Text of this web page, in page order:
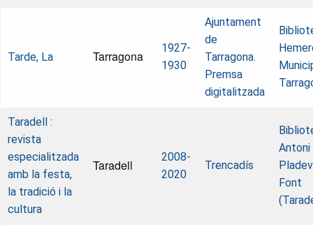
Tarde, La Tarragona
1927-
1930
Ajuntament
de
Tarragona.
Premsa
digitalitzada
Taradell :
revista
especialitzada
amb la festa,
la tradició i la
cultura
Taradell
2008-
2020
Trencadís
Antoni
Font